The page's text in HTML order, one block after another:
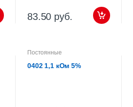
83.50 руб.
Постоянные
0402 1,1 кОм 5%